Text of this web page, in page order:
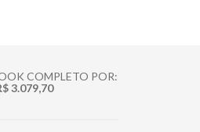
COMPLETO POR:
3.079,70